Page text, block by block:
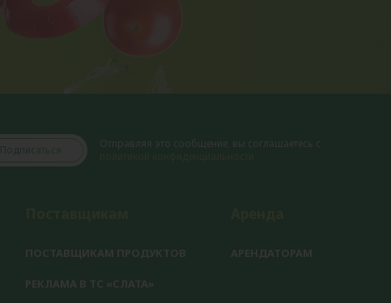
Подписаться
Отправляя это сообщение, вы соглашаетесь с
ПОСТАВЩИКАМ ПРОДУКТОВ
РЕКЛАМА В ТС «СЛАТА»
АРЕНДАТОРАМ